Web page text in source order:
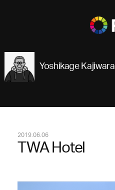
Yoshikage Kajiwara
2019.06.06
TWA Hotel